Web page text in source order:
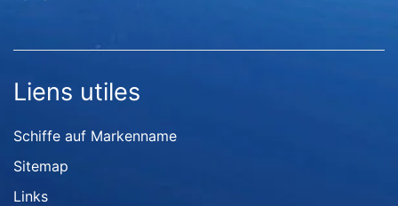
Liens utiles
Schiffe auf Markenname
Sitemap
Links